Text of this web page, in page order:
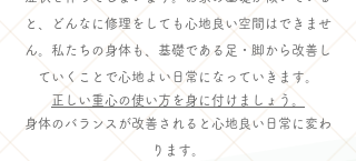
と、どんなに修理をしても心地良い空間はできませ
ん。私たちの身体も、基礎である足・脚から改善し
ていくことで心地よい日常になっていきます。
正しい重心の使い方を身に付けましょう。
身体のバランスが改善されると心地良い日常に変わ
ります。